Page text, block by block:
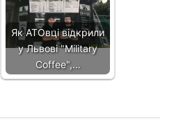
Як АТОвці відкрили
у Львові "Military
Coffee",…